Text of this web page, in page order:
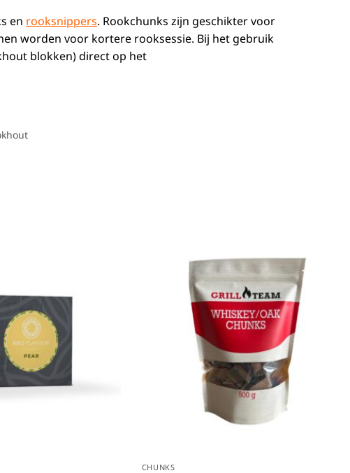
en rooksnippers. Rookchunks zijn geschikter voor
worden voor kortere rooksessie. Bij het gebruik
blokken) direct op het
CHUNKS